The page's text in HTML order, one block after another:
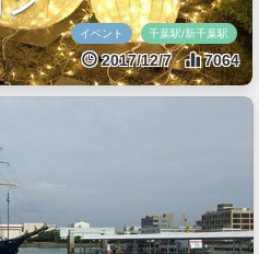
イベント 千葉駅/新千葉駅
2017/12/7 7064